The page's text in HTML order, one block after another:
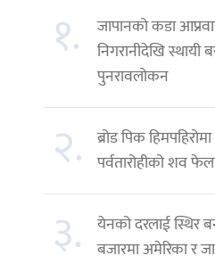
१.
जापानको कडा
निगरानीदेखि स्थायी
पुनरावलोकन
२. ब्रोड पिक
पर्वतारोहीको शव
३.
येनको दरलाई स्थिर
बजारमा अमेरिका र